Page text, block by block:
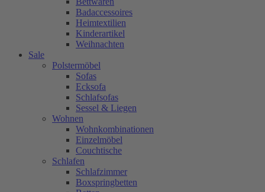
Badaccessoires
Heimtextilien
Kinderartikel
Weihnachten
Sale
Polstermöbel
Sofas
Ecksofa
Schlafsofas
Sessel & Liegen
Wohnen
Wohnkombinationen
Einzelmöbel
Couchtische
Schlafen
Schlafzimmer
Boxspringbetten